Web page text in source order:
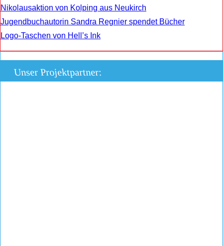
Nikolausaktion von Kolping aus Neukirch
Jugendbuchautorin Sandra Regnier spendet Bücher
Logo-Taschen von Hell’s Ink
Unser Projektpartner: